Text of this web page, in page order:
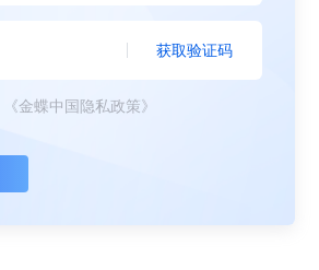
获取验证码
《金蝶中国隐私政策》